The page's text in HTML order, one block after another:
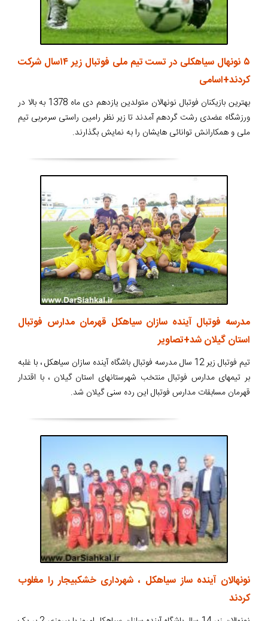
۵ نونهال سیاهکلی در تست تیم ملی فوتبال زیر ۱۴سال شرکت
کردند+اسامی
بهترین بازیکنان فوتبال نونهالان متولدین یازدهم دی ماه 1378 به بالا در
ورزشگاه عضدی رشت گردهم آمدند تا زیر نظر رامین راستی سرمربی تیم
ملی و همکارانش توانائی هایشان را به نمایش بگذارند.
مدرسه فوتبال آینده سازان سیاهکل قهرمان مدارس فوتبال
استان گیلان شد+تصاویر
تیم فوتبال زیر 12 سال مدرسه فوتبال باشگاه آینده سازان سیاهکل ، با غلبه
بر تیمهای مدارس فوتبال منتخب شهرستانهای استان گیلان ، با اقتدار
قهرمان مسابقات مدارس فوتبال این رده سنی گیلان شد.
نونهالان آینده ساز سیاهکل ، شهرداری خشکبیجار را مغلوب
کردند